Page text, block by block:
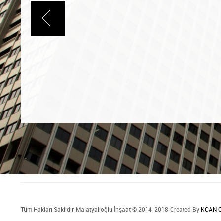
Tüm Hakları Saklıdır. Malatyalıoğlu İnşaat © 2014-2018 Created By KCAN